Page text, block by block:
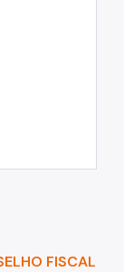
FISCAL